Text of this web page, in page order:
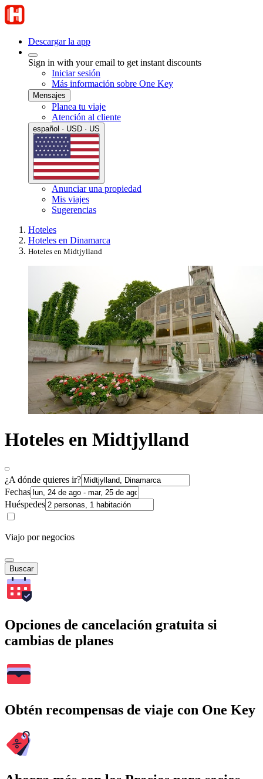
Descargar la app
Sign in with your email to get instant discounts
Iniciar sesión
Más información sobre One Key
Mensajes
Planea tu viaje
Atención al cliente
español · USD · US
Anunciar una propiedad
Mis viajes
Sugerencias
Hoteles
Hoteles en Dinamarca
Hoteles en Midtjylland
Hoteles en Midtjylland
¿A dónde quieres ir?
Fechas
Huéspedes
Viajo por negocios
Buscar
Opciones de cancelación gratuita si
cambias de planes
Obtén recompensas de viaje con One Key